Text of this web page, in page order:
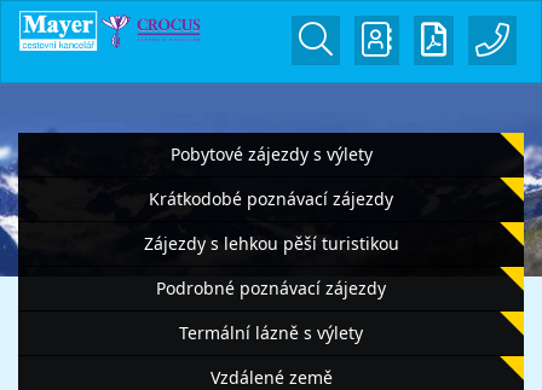
Pobytové zájezdy s výlety
Krátkodobé poznávací zájezdy
Zájezdy s lehkou pěší turistikou
Podrobné poznávací zájezdy
Termální lázně s výlety
Vzdálené země